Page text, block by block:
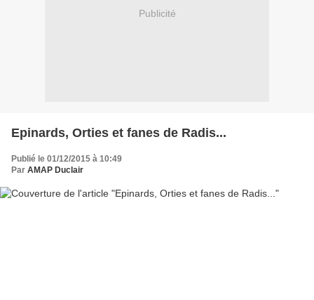
Publicité
Epinards, Orties et fanes de Radis...
Publié le 01/12/2015 à 10:49
Par AMAP Duclair